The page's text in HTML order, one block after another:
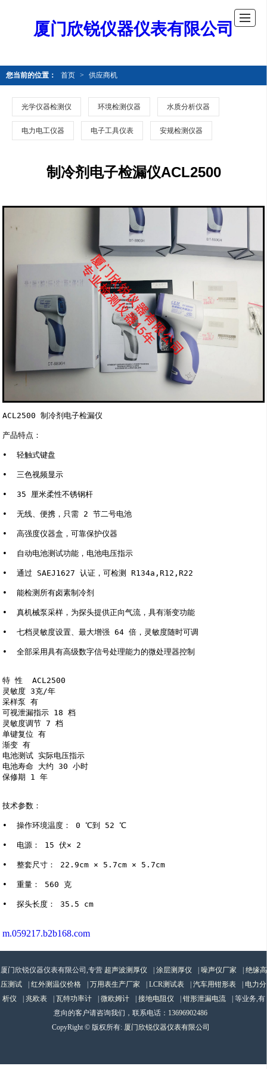
厦门欣锐仪器仪表有限公司
您当前的位置： 首页 > 供应商机
光学仪器检测仪 环境检测仪器 水质分析仪器
电力电工仪器 电子工具仪表 安规检测仪器
制冷剂电子检漏仪ACL2500
ACL2500 制冷剂电子检漏仪
产品特点：
•  轻触式键盘
•  三色视频显示
•  35 厘米柔性不锈钢杆
•  无线、便携，只需 2 节二号电池
•  高强度仪器盒，可靠保护仪器
•  自动电池测试功能，电池电压指示
•  通过 SAEJ1627 认证，可检测 R134a,R12,R22
•  能检测所有卤素制冷剂
•  真机械泵采样，为探头提供正向气流，具有渐变功能
•  七档灵敏度设置、最大增强 64 倍，灵敏度随时可调
•  全部采用具有高级数字信号处理能力的微处理器控制
特 性  ACL2500
灵敏度 3克/年
采样泵 有
可视泄漏指示 18 档
灵敏度调节 7 档
单键复位 有
渐变 有
电池测试 实际电压指示
电池寿命 大约 30 小时
保修期 1 年
技术参数：
•  操作环境温度： 0 ℃到 52 ℃
•  电源： 15 伏× 2
•  整套尺寸： 22.9cm × 5.7cm × 5.7cm
•  重量： 560 克
m.059217.b2b168.com
厦门欣锐仪器仪表有限公司,专营 超声波测厚仪 涂层测厚仪 噪声仪厂家
绝缘高
压测试
红外测温仪价格 万用表生产厂家 LCR测试表 汽车用钳形表
电力分
析仪
兆欧表 瓦特功率计 微欧姆计 接地电阻仪 钳形泄漏电流
| 等业务,有
意向的客户请咨询我们，联系电话： 13696902486
CopyRight © 版权所有: 厦门欣锐仪器仪表有限公司